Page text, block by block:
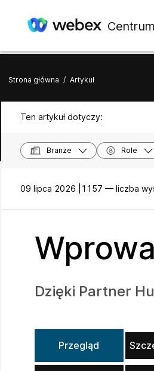
Strona główna / Artykuł
Ten artykuł dotyczy:
Branże Role
09 lipca 2026 | 1157 — liczba
Dzięki Partner
Przegląd